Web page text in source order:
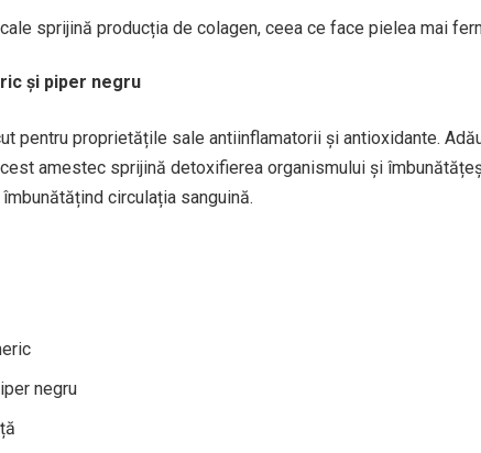
sprijină producția de colagen, ceea ce face pielea mai
și piper negru
pentru proprietățile sale antiinflamatorii și antioxidante.
amestec sprijină detoxifierea organismului și
circulația sanguină.
negru